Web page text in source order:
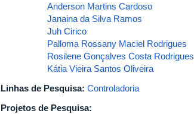
Anderson Martins Cardoso
Janaina da Silva Ramos
Juh Cirico
Palloma Rossany Maciel Rodrigues
Rosilene Gonçalves Costa Rodrigues
Kátia Vieira Santos Oliveira
Linhas de Pesquisa: Controladoria
Projetos de Pesquisa: